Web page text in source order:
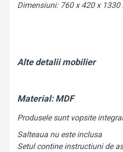
Dimensiuni: 760 x 420 x 1330
Alte detalii mobilier
Material: MDF
Produsele sunt vopsite
Salteaua nu este inclusa
Setul contine instructiuni de